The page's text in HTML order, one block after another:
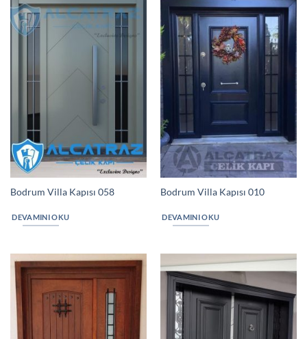
Bodrum Villa Kapısı 058
DEVAMINI OKU
Bodrum Villa Kapısı 010
DEVAMINI OKU